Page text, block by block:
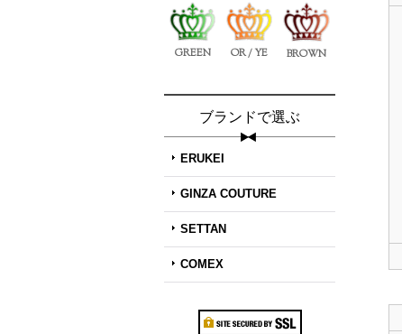
GREEN OR / YE BROWN
ブランドで選ぶ
ERUKEI
GINZA COUTURE
SETTAN
COMEX